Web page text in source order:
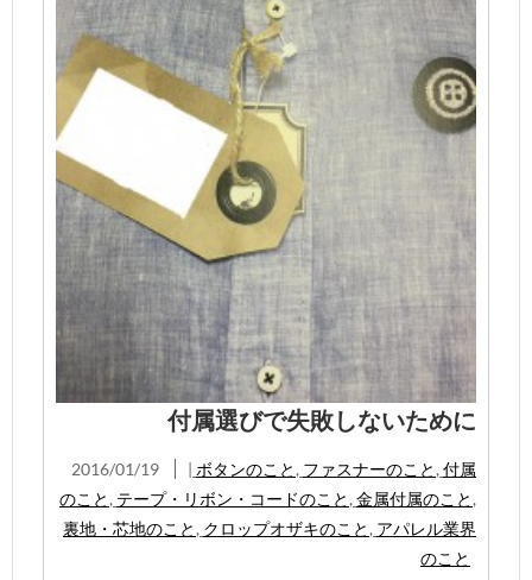
付属選びで失敗しないために
2016/01/19 | ボタンのこと , ファスナーのこと , 付属
のこと , テープ・リボン・コードのこと , 金属付属のこと ,
裏地・芯地のこと , クロップオザキのこと , アパレル業界
のこと